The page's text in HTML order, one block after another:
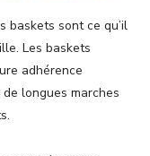
baskets sont ce qu’il
Les baskets
adhérence
longues marches